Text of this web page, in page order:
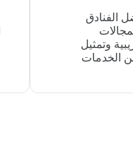
الفنادق
وتمثيل
الخدمات